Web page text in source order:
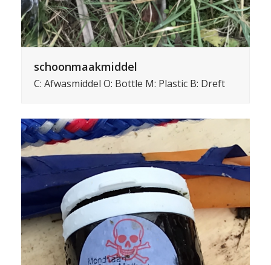
schoonmaakmiddel
C: Afwasmiddel O: Bottle M: Plastic B: Dreft